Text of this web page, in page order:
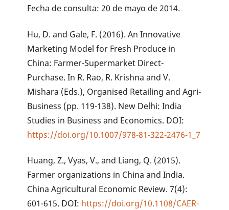
Fecha de consulta: 20 de mayo de 2014.
Hu, D. and Gale, F. (2016). An Innovative
Marketing Model for Fresh Produce in
China: Farmer-Supermarket Direct-
Purchase. In R. Rao, R. Krishna and V.
Mishara (Eds.), Organised Retailing and Agri-
Business (pp. 119-138). New Delhi: India
Studies in Business and Economics. DOI:
https://doi.org/10.1007/978-81-322-2476-1_7
Huang, Z., Vyas, V., and Liang, Q. (2015).
Farmer organizations in China and India.
China Agricultural Economic Review. 7(4):
601-615. DOI: https://doi.org/10.1108/CAER-